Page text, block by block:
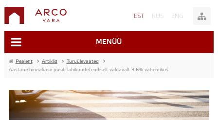
EST RUS ENG
MENÜÜ
Pealeht > Artiklid > Turuülevaated
>
Aastane hinnakasv püsib lähikuudel endiselt valdavalt 3-6% vahemikus